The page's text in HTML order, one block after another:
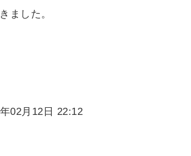
ました。
02月12日 22:12